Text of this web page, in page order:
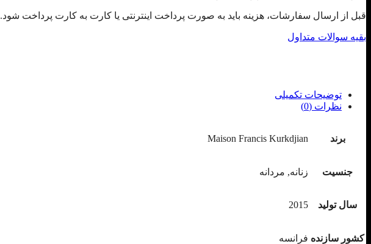
قبل از ارسال سفارشات، هزینه باید به صورت پرداخت اینترنتی یا کارت به کارت پرداخت شود.
بقیه سوالات متداول
توضیحات تکمیلی
نظرات (0)
برند Maison Francis Kurkdjian
جنسیت زنانه, مردانه
سال تولید 2015
کشور سازنده فرانسه